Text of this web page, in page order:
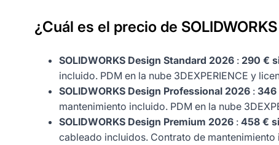
¿Cuál es el precio de
SOLIDWORKS Design Standard 2026 : 290 €
incluido. PDM en la nube 3DEXPERIENCE y
SOLIDWORKS Design Professional 2026 : 346
mantenimiento incluido. PDM en la nube
SOLIDWORKS Design Premium 2026 : 458 €
cableado incluidos. Contrato de mantenimiento